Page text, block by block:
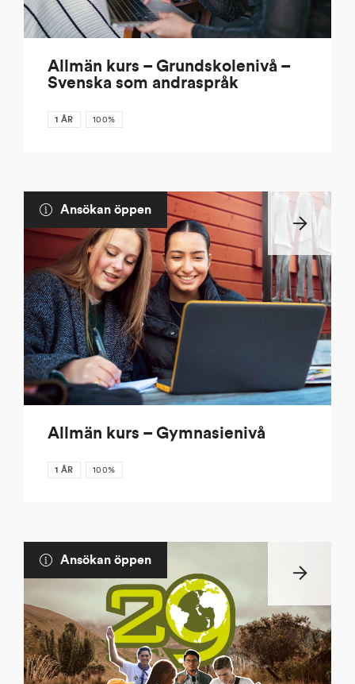
Allmän kurs – Grundskolenivå –
Svenska som andraspråk
1 ÅR 100%
Ansökan öppen
Allmän kurs – Gymnasienivå
1 ÅR 100%
Ansökan öppen